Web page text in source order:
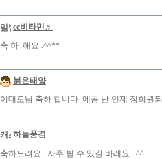
cc비타민♬
축 하 해요..^^**
붉은태양
이대로님 축하 합니다 에공 난 언제 정회원
하늘풍경
축하드려요.. 자주 뵐 수 있길 바래요...^^